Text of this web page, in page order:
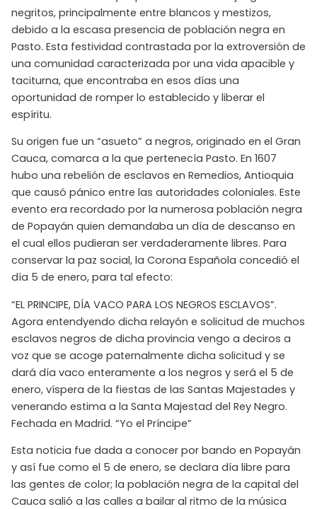
negritos, principalmente entre blancos y mestizos,
debido a la escasa presencia de población negra en
Pasto. Esta festividad contrastada por la extroversión de
una comunidad caracterizada por una vida apacible y
taciturna, que encontraba en esos días una
oportunidad de romper lo establecido y liberar el
espíritu.
Su origen fue un “asueto” a negros, originado en el Gran
Cauca, comarca a la que pertenecía Pasto. En 1607
hubo una rebelión de esclavos en Remedios, Antioquia
que causó pánico entre las autoridades coloniales. Este
evento era recordado por la numerosa población negra
de Popayán quien demandaba un día de descanso en
el cual ellos pudieran ser verdaderamente libres. Para
conservar la paz social, la Corona Española concedió el
día 5 de enero, para tal efecto:
“EL PRINCIPE, DÍA VACO PARA LOS NEGROS ESCLAVOS”.
Agora entendyendo dicha relayón e solicitud de muchos
esclavos negros de dicha provincia vengo a deciros a
voz que se acoge paternalmente dicha solicitud y se
dará día vaco enteramente a los negros y será el 5 de
enero, víspera de la fiestas de las Santas Majestades y
venerando estima a la Santa Majestad del Rey Negro.
Fechada en Madrid. “Yo el Príncipe”
Esta noticia fue dada a conocer por bando en Popayán
y así fue como el 5 de enero, se declara día libre para
las gentes de color; la población negra de la capital del
Cauca salió a las calles a bailar al ritmo de la música